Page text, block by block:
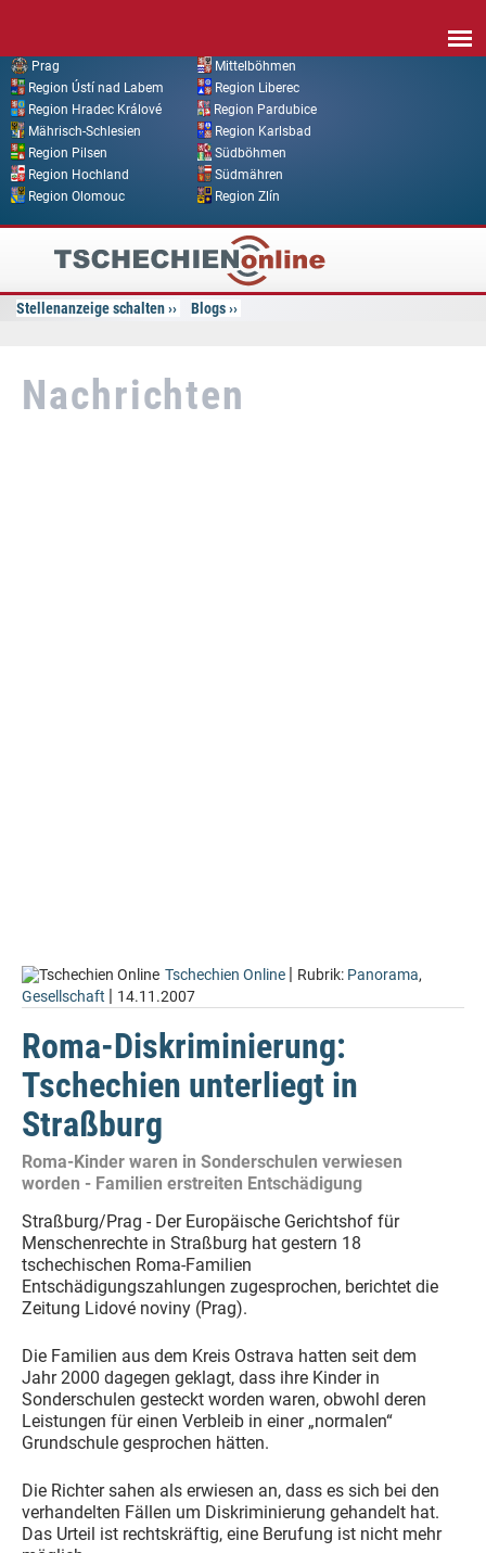
Prag
Mittelböhmen
Region Ústí nad Labem
Region Liberec
Region Hradec Králové
Region Pardubice
Mährisch-Schlesien
Region Karlsbad
Region Pilsen
Südböhmen
Region Hochland
Südmähren
Region Olomouc
Region Zlín
Tschechien
Online
Stellenanzeige schalten Blogs
Nachrichten
Tschechien Online | Rubrik: Panorama,
Gesellschaft | 14.11.2007
Roma-Diskriminierung:
Tschechien unterliegt in
Straßburg
Roma-Kinder waren in Sonderschulen verwiesen
worden - Familien erstreiten Entschädigung
Straßburg/Prag - Der Europäische Gerichtshof für
Menschenrechte in Straßburg hat gestern 18
tschechischen Roma-Familien
Entschädigungszahlungen zugesprochen, berichtet die
Zeitung Lidové noviny (Prag).
Die Familien aus dem Kreis Ostrava hatten seit dem
Jahr 2000 dagegen geklagt, dass ihre Kinder in
Sonderschulen gesteckt worden waren, obwohl deren
Leistungen für einen Verbleib in einer „normalen“
Grundschule gesprochen hätten.
Die Richter sahen als erwiesen an, dass es sich bei den
verhandelten Fällen um Diskriminierung gehandelt hat.
Das Urteil ist rechtskräftig, eine Berufung ist nicht mehr